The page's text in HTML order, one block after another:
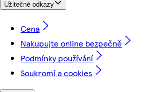
Užitečné odkazy
Cena
Nakupujte online bezpečně
Podmínky používání
Soukromí a cookies